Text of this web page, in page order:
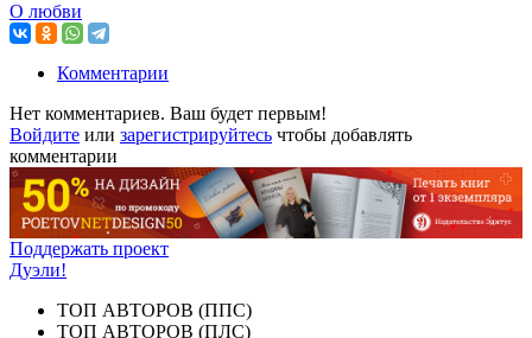
О любви
Комментарии
Нет комментариев. Ваш будет первым!
Войдите или зарегистрируйтесь чтобы добавлять
комментарии
Поддержать проект
Дуэли!
ТОП АВТОРОВ (ППС)
ТОП АВТОРОВ (ПЛС)